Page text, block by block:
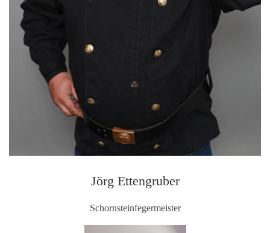
Jörg Ettengruber
Schornsteinfegermeister